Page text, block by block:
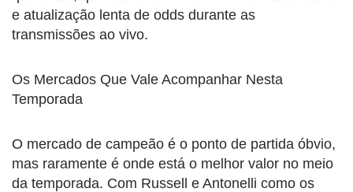
e atualização lenta de odds durante as
transmissões ao vivo.
Os Mercados Que Vale Acompanhar Nesta
Temporada
O mercado de campeão é o ponto de partida óbvio,
mas raramente é onde está o melhor valor no meio
da temporada. Com Russell e Antonelli como os